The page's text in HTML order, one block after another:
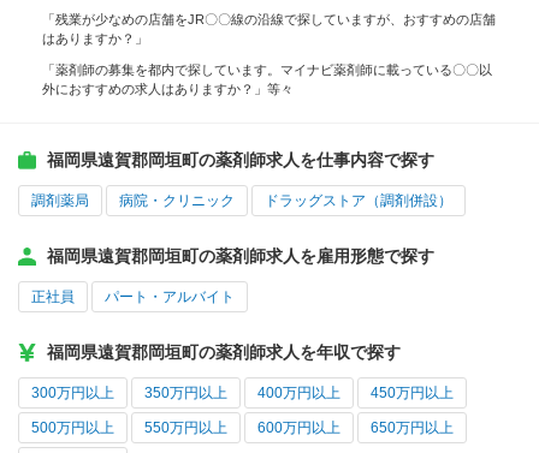
「残業が少なめの店舗をJR〇〇線の沿線で探していますが、おすすめの店舗
はありますか？」
「薬剤師の募集を都内で探しています。マイナビ薬剤師に載っている〇〇以
外におすすめの求人はありますか？」等々
福岡県遠賀郡岡垣町の薬剤師求人を仕事内容で探す
調剤薬局 病院・クリニック ドラッグストア（調剤併設）
福岡県遠賀郡岡垣町の薬剤師求人を雇用形態で探す
正社員 パート・アルバイト
福岡県遠賀郡岡垣町の薬剤師求人を年収で探す
300万円以上 350万円以上 400万円以上 450万円以上
500万円以上 550万円以上 600万円以上 650万円以上